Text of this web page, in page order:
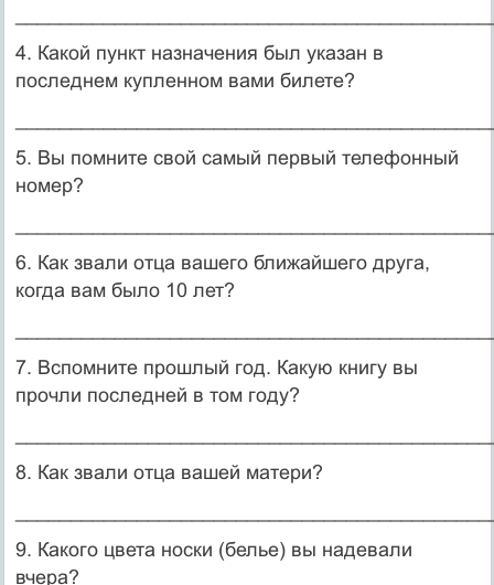
4. Какой пункт назначения был указан в
последнем купленном вами билете?
5. Вы помните свой самый первый телефонный
номер?
6. Как звали отца вашего ближайшего друга,
когда вам было 10 лет?
7. Вспомните прошлый год. Какую книгу вы
прочли последней в том году?
8. Как звали отца вашей матери?
9. Какого цвета носки (белье) вы надевали
вчера?